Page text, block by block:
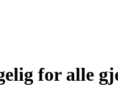
for alle